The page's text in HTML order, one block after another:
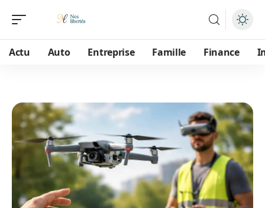
Actu Auto Entreprise Famille Finance